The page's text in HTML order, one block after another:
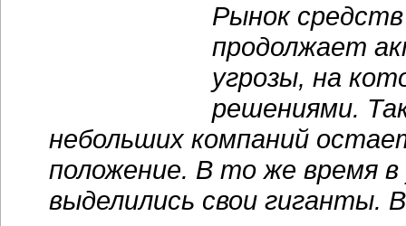
Рынок
продолжает
угрозы, на
решениями.
небольших компаний
положение. В то же время
выделились свои гиганты.